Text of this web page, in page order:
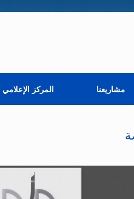
مشاريعنا المركز الإعلامي